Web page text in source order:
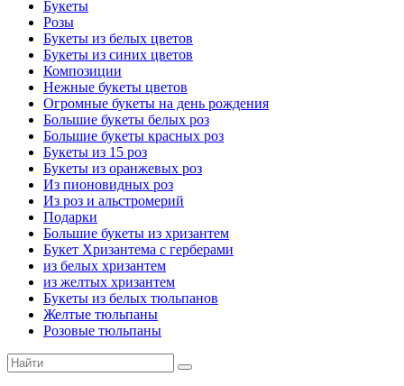
Букеты
Розы
Букеты из белых цветов
Букеты из синих цветов
Композиции
Нежные букеты цветов
Огромные букеты на день рождения
Большие букеты белых роз
Большие букеты красных роз
Букеты из 15 роз
Букеты из оранжевых роз
Из пионовидных роз
Из роз и альстромерий
Подарки
Большие букеты из хризантем
Букет Хризантема с герберами
из белых хризантем
из желтых хризантем
Букеты из белых тюльпанов
Желтые тюльпаны
Розовые тюльпаны